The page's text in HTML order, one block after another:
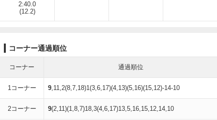
2:40.0
(12.2)
コーナー通過順位
コーナー 通過順位
1コーナー 9,11,2(8,7,18)1(3,6,17)(4,13)(5,16)(15,12)-14-10
2コーナー 9(2,11)(1,8,7)18,3(4,6,17)13,5,16,15,12,14,10